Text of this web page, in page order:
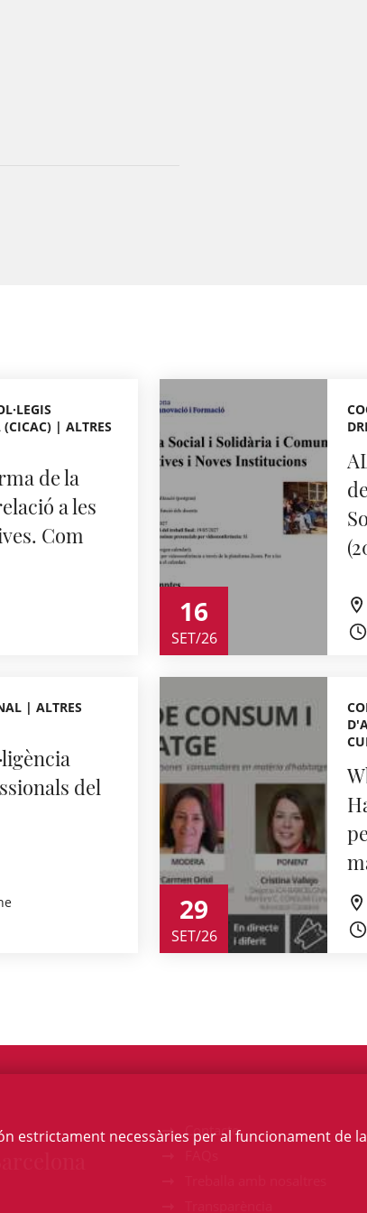
| ALTRES
de la
a les
Com
16
SET/26
| ALTRES
del
29
SET/26
Contacte
estrictament necessàries per al funcionament de